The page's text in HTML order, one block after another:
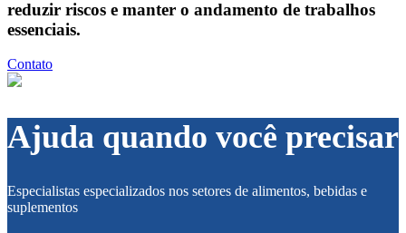
reduzir riscos e manter o andamento de trabalhos
essenciais.
Contato
Ajuda quando você precisar
Especialistas especializados nos setores de alimentos, bebidas e
suplementos